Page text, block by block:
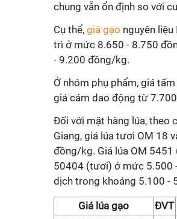
chung vẫn ổn định so với
Cụ thể, giá gạo nguyên
trì ở mức 8.650 - 8.750
- 9.200 đồng/kg.
Ở nhóm phụ phẩm, giá
giá cám dao động từ
Đối với mặt hàng lúa, theo
Giang, giá lúa tươi OM 18
đồng/kg. Giá lúa OM
50404 (tươi) ở mức 5.500
dịch trong khoảng 5.100 -
Giá lúa gạo ĐVT